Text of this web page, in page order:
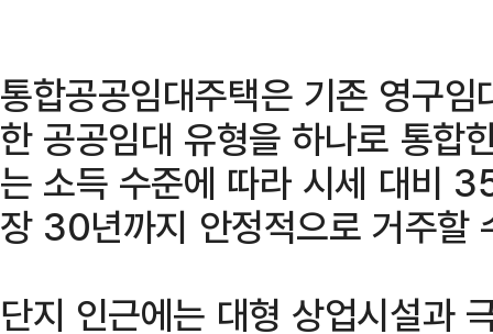
통합공공임대주택은 기존 영구임
한 공공임대 유형을 하나로 통합
는 소득 수준에 따라 시세 대비
장 30년까지 안정적으로 거주할
단지 인근에는 대형 상업시설과